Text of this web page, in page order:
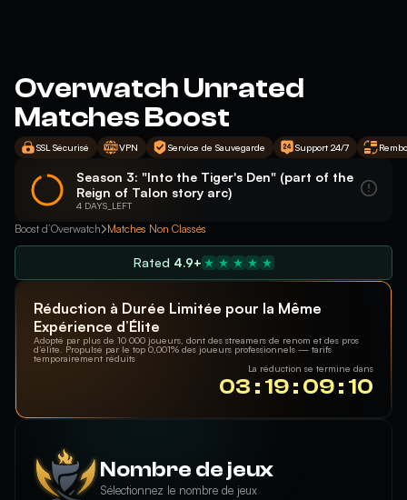
Overwatch Unrated
Matches Boost
SSL Sécurisé VPN Service de Sauvegarde Support 24/7
Season 3: "Into the Tiger's Den" (part of the
Reign of Talon story arc)
4 DAYS_LEFT
Boost d’Overwatch Matches Non Classés
Rated 4.9+
Réduction à Durée Limitée pour la Même
Expérience d’Élite
Adopté par plus de 10 000 joueurs, dont des streamers de renom et des pros
d’élite. Propulsé par le top 0,001% des joueurs professionnels — tarifs
temporairement réduits
La réduction se termine dans
03 : 19 : 09 : 09
Nombre de jeux
Sélectionnez le nombre de jeux